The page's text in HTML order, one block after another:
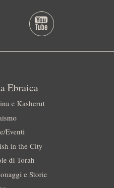
Ebraica
e Kasherut
Eventi
in the City
di Torah
e Storie